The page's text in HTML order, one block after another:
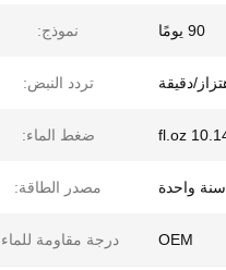
90 يومًا نموذج:
تردد النبض:
ضغط الماء:
سنة واحدة مصدر الطاقة:
OEM درجة مقاومة